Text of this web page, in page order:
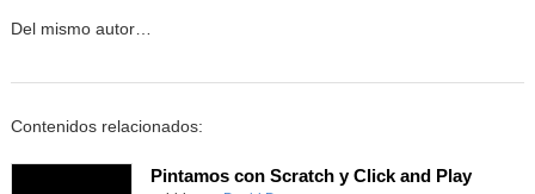
Del mismo autor…
Contenidos relacionados:
Pintamos con Scratch y Click and Play